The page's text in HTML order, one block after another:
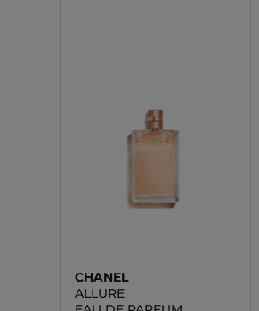
CHANEL
ALLURE